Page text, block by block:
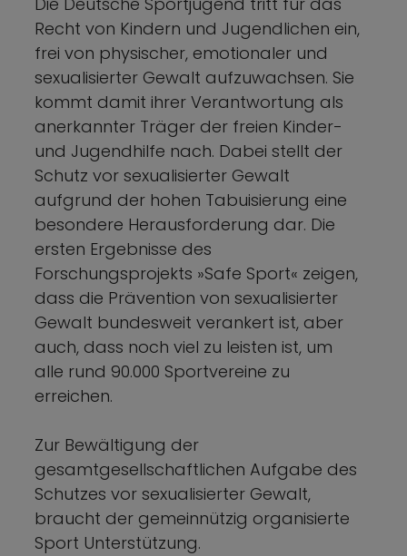
Recht von Kindern und Jugendlichen ein,
frei von physischer, emotionaler und
sexualisierter Gewalt aufzuwachsen. Sie
kommt damit ihrer Verantwortung als
anerkannter Träger der freien Kinder-
und Jugendhilfe nach. Dabei stellt der
Schutz vor sexualisierter Gewalt
aufgrund der hohen Tabuisierung eine
besondere Herausforderung dar. Die
ersten Ergebnisse des
Forschungsprojekts »Safe Sport« zeigen,
dass die Prävention von sexualisierter
Gewalt bundesweit verankert ist, aber
auch, dass noch viel zu leisten ist, um
alle rund 90.000 Sportvereine zu
erreichen.
Zur Bewältigung der
gesamtgesellschaftlichen Aufgabe des
Schutzes vor sexualisierter Gewalt,
braucht der gemeinnützig organisierte
Sport Unterstützung.